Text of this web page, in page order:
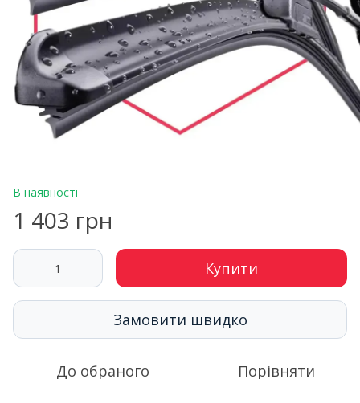
В наявності
1 403 грн
Купити
Замовити швидко
До обраного Порівняти